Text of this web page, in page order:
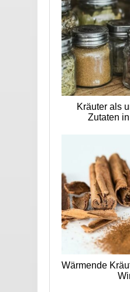
Kräuter als
Zutaten
Wärmende